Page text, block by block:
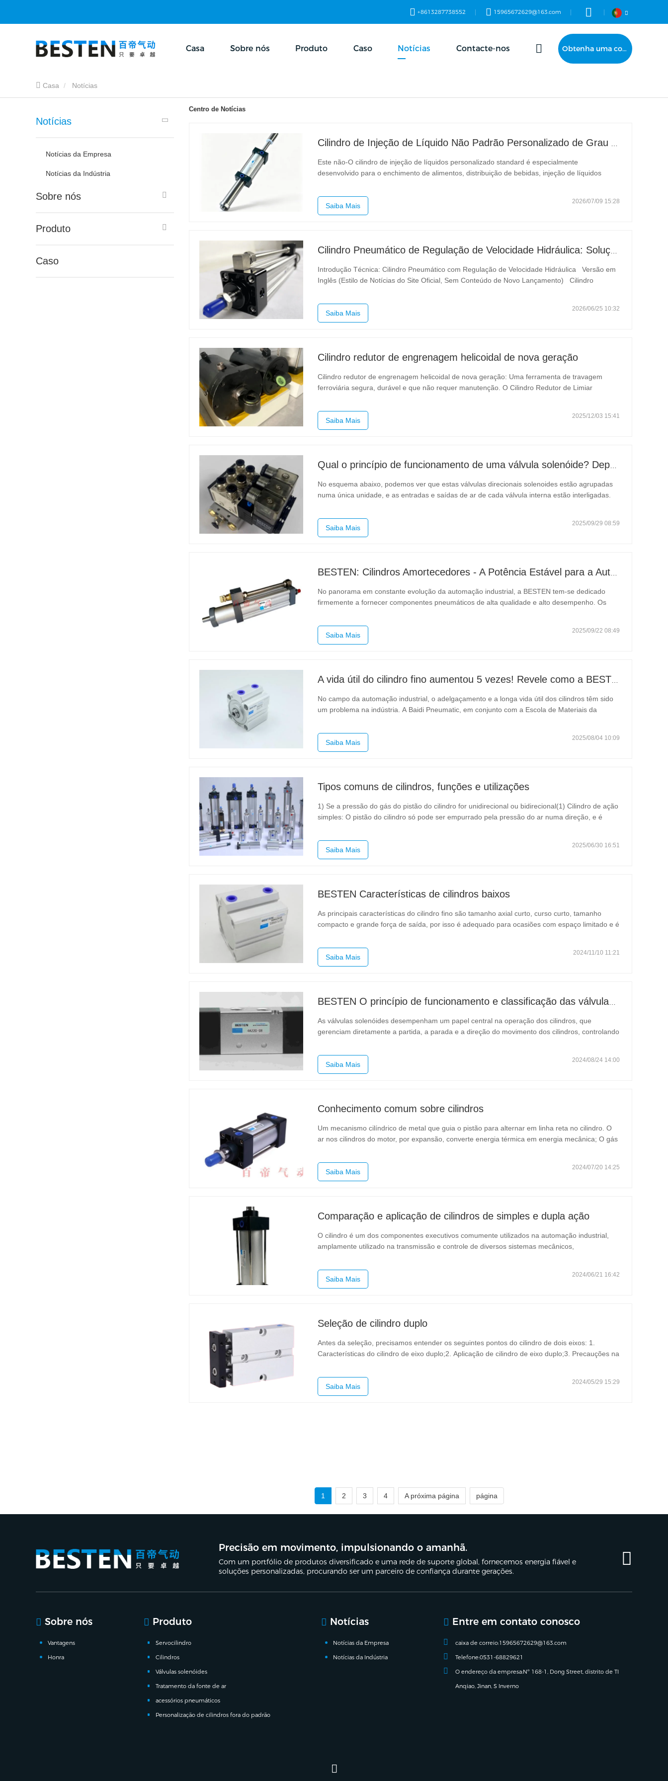
+8613287738552 15965672629@163.com
Casa Sobre nós Produto Caso Notícias Contacte-nos Obtenha uma cotação
Casa Notícias
Notícias
Notícias da Empresa
Notícias da Indústria
Sobre nós
Produto
Caso
Centro de Notícias
Este não‑O cilindro de injeção de líquidos personalizado standard é especialmente
desenvolvido para o enchimento de alimentos, distribuição de bebidas, injeção de líquidos
normais normais, adota medidas…
Saiba Mais
2026/07/09 15:28
Cilindro Pneumático de Regulação de Velocidade Hidráulica: Solução de Movimento Estável e Sem Choques para Equipamentos Automatizados
Introdução Técnica: Cilindro Pneumático com Regulação de Velocidade Hidráulica Versão em
Inglês (Estilo de Notícias do Site Oficial, Sem Conteúdo de Novo Lançamento) Cilindro
Choques para Equipamentos…
Saiba Mais
2026/06/25 10:32
Cilindro redutor de engrenagem helicoidal de nova geração
Cilindro redutor de engrenagem helicoidal de nova geração: Uma ferramenta de travagem
ferroviária segura, durável e que não requer manutenção. O Cilindro Redutor de Limiar
ferroviários com lombas. Reconhecido pela sua…
Saiba Mais
2025/12/03 15:41
Qual o princípio de funcionamento de uma válvula solenóide? Depois de o compreender, não terá mais medo de mau funcionamento da válvula solenóide.
No esquema abaixo, podemos ver que estas válvulas direcionais solenoides estão agrupadas
numa única unidade, e as entradas e saídas de ar de cada válvula interna estão interligadas.
grupo de válvulas. Ao ligar…
Saiba Mais
2025/09/29 08:59
BESTEN: Cilindros Amortecedores - A Potência Estável para a Automação Industrial
No panorama em constante evolução da automação industrial, a BESTEN tem-se dedicado
firmemente a fornecer componentes pneumáticos de alta qualidade e alto desempenho. Os
líderes de mercado, reconhecidos pelo…
Saiba Mais
2025/09/22 08:49
No campo da automação industrial, o adelgaçamento e a longa vida útil dos cilindros têm sido
um problema na indústria. A Baidi Pneumatic, em conjunto com a Escola de Materiais da
resistência, através de 3 anos de…
Saiba Mais
2025/08/04 10:09
Tipos comuns de cilindros, funções e utilizações
1) Se a pressão do gás do pistão do cilindro for unidirecional ou bidirecional(1) Cilindro de ação
simples: O pistão do cilindro só pode ser empurrado pela pressão do ar numa direção, e é
empurrado pela pressão…
Saiba Mais
2025/06/30 16:51
BESTEN Características de cilindros baixos
As principais características do cilindro fino são tamanho axial curto, curso curto, tamanho
compacto e grande força de saída, por isso é adequado para ocasiões com espaço limitado e é
componente…
Saiba Mais
2024/11/10 11:21
BESTEN O princípio de funcionamento e classificação das válvulas solenóides
As válvulas solenóides desempenham um papel central na operação dos cilindros, que
gerenciam diretamente a partida, a parada e a direção do movimento dos cilindros, controlando
abrir ou fechar a fonte de…
Saiba Mais
2024/08/24 14:00
Conhecimento comum sobre cilindros
Um mecanismo cilíndrico de metal que guia o pistão para alternar em linha reta no cilindro. O
ar nos cilindros do motor, por expansão, converte energia térmica em energia mecânica; O gás
turbinas, motores de…
Saiba Mais
2024/07/20 14:25
Comparação e aplicação de cilindros de simples e dupla ação
O cilindro é um dos componentes executivos comumente utilizados na automação industrial,
amplamente utilizado na transmissão e controle de diversos sistemas mecânicos,
acordo com o modo de funcionamento do…
Saiba Mais
2024/06/21 16:42
Seleção de cilindro duplo
Antes da seleção, precisamos entender os seguintes pontos do cilindro de dois eixos: 1.
Características do cilindro de eixo duplo;2. Aplicação de cilindro de eixo duplo;3. Precauções na
do cilindro de…
Saiba Mais
2024/05/29 15:29
1 2 3 4 A próxima página página
Precisão em movimento, impulsionando o amanhã.
Com um portfólio de produtos diversificado e uma rede de suporte global, fornecemos energia fiável e
soluções personalizadas, procurando ser um parceiro de confiança durante gerações.
Sobre nós
Vantagens
Honra
Produto
Servocilindro
Cilindros
Válvulas solenóides
Tratamento da fonte de ar
acessórios pneumáticos
Personalização de cilindros fora do padrão
Notícias
Notícias da Empresa
Notícias da Indústria
Entre em contato conosco
caixa de correio:15965672629@163.com
Telefone:0531-68829621
O endereço da empresa:Nº 168-1, Dong Street, distrito de TI
Anqiao, Jinan, S Inverno